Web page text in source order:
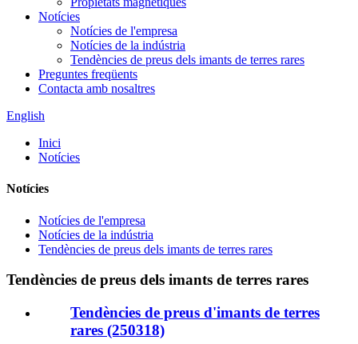
Notícies
Notícies de l'empresa
Notícies de la indústria
Tendències de preus dels imants de terres rares
Preguntes freqüents
Contacta amb nosaltres
English
Inici
Notícies
Notícies
Notícies de l'empresa
Notícies de la indústria
Tendències de preus dels imants de terres rares
Tendències de preus dels imants de terres rares
Tendències de preus d'imants de terres
rares (250318)